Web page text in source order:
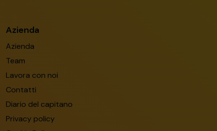
Azienda
Azienda
Team
Lavora con noi
Contatti
Diario del capitano
Privacy policy